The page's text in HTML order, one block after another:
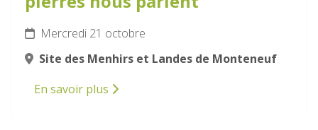
Mercredi 21 octobre
Site des Menhirs et Landes de Monteneuf
En savoir plus